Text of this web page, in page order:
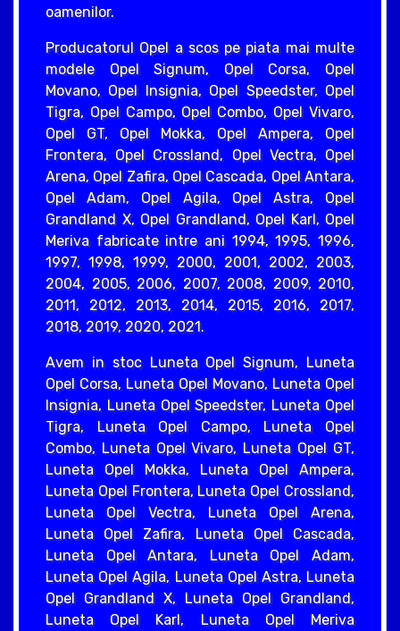
oamenilor.
Producatorul Opel a scos pe piata mai multe
modele Opel Signum, Opel Corsa, Opel
Movano, Opel Insignia, Opel Speedster, Opel
Tigra, Opel Campo, Opel Combo, Opel Vivaro,
Opel GT, Opel Mokka, Opel Ampera, Opel
Frontera, Opel Crossland, Opel Vectra, Opel
Arena, Opel Zafira, Opel Cascada, Opel Antara,
Opel Adam, Opel Agila, Opel Astra, Opel
Grandland X, Opel Grandland, Opel Karl, Opel
Meriva fabricate intre ani 1994, 1995, 1996,
1997, 1998, 1999, 2000, 2001, 2002, 2003,
2004, 2005, 2006, 2007, 2008, 2009, 2010,
2011, 2012, 2013, 2014, 2015, 2016, 2017,
2018, 2019, 2020, 2021.
Avem in stoc Luneta Opel Signum, Luneta
Opel Corsa, Luneta Opel Movano, Luneta Opel
Insignia, Luneta Opel Speedster, Luneta Opel
Tigra, Luneta Opel Campo, Luneta Opel
Combo, Luneta Opel Vivaro, Luneta Opel GT,
Luneta Opel Mokka, Luneta Opel Ampera,
Luneta Opel Frontera, Luneta Opel Crossland,
Luneta Opel Vectra, Luneta Opel Arena,
Luneta Opel Zafira, Luneta Opel Cascada,
Luneta Opel Antara, Luneta Opel Adam,
Luneta Opel Agila, Luneta Opel Astra, Luneta
Opel Grandland X, Luneta Opel Grandland,
Luneta Opel Karl, Luneta Opel Meriva